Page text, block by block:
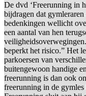
De dvd ‘Freerunning in
bijdragen dat
bedenkingen wellicht
een aantal van hen
beperkt het risico.” Het
parkoersen van
buitengewoon handige
freerunning is dan ook
freerunning in de